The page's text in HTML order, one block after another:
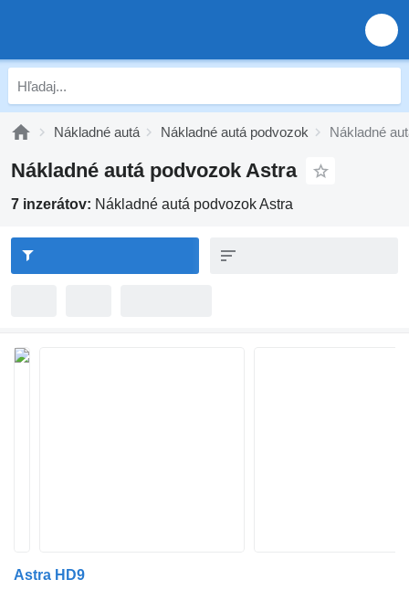
Nákladné autá Nákladné autá podvozok Nákladné
Nákladné autá podvozok Astra
7 inzerátov: Nákladné autá podvozok Astra
Astra HD9